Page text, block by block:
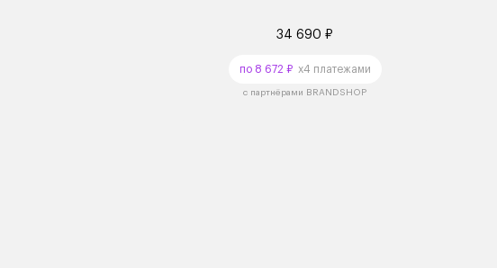
34 690 ₽
по 8 672 ₽x4 платежами
с партнёрами BRANDSHOP